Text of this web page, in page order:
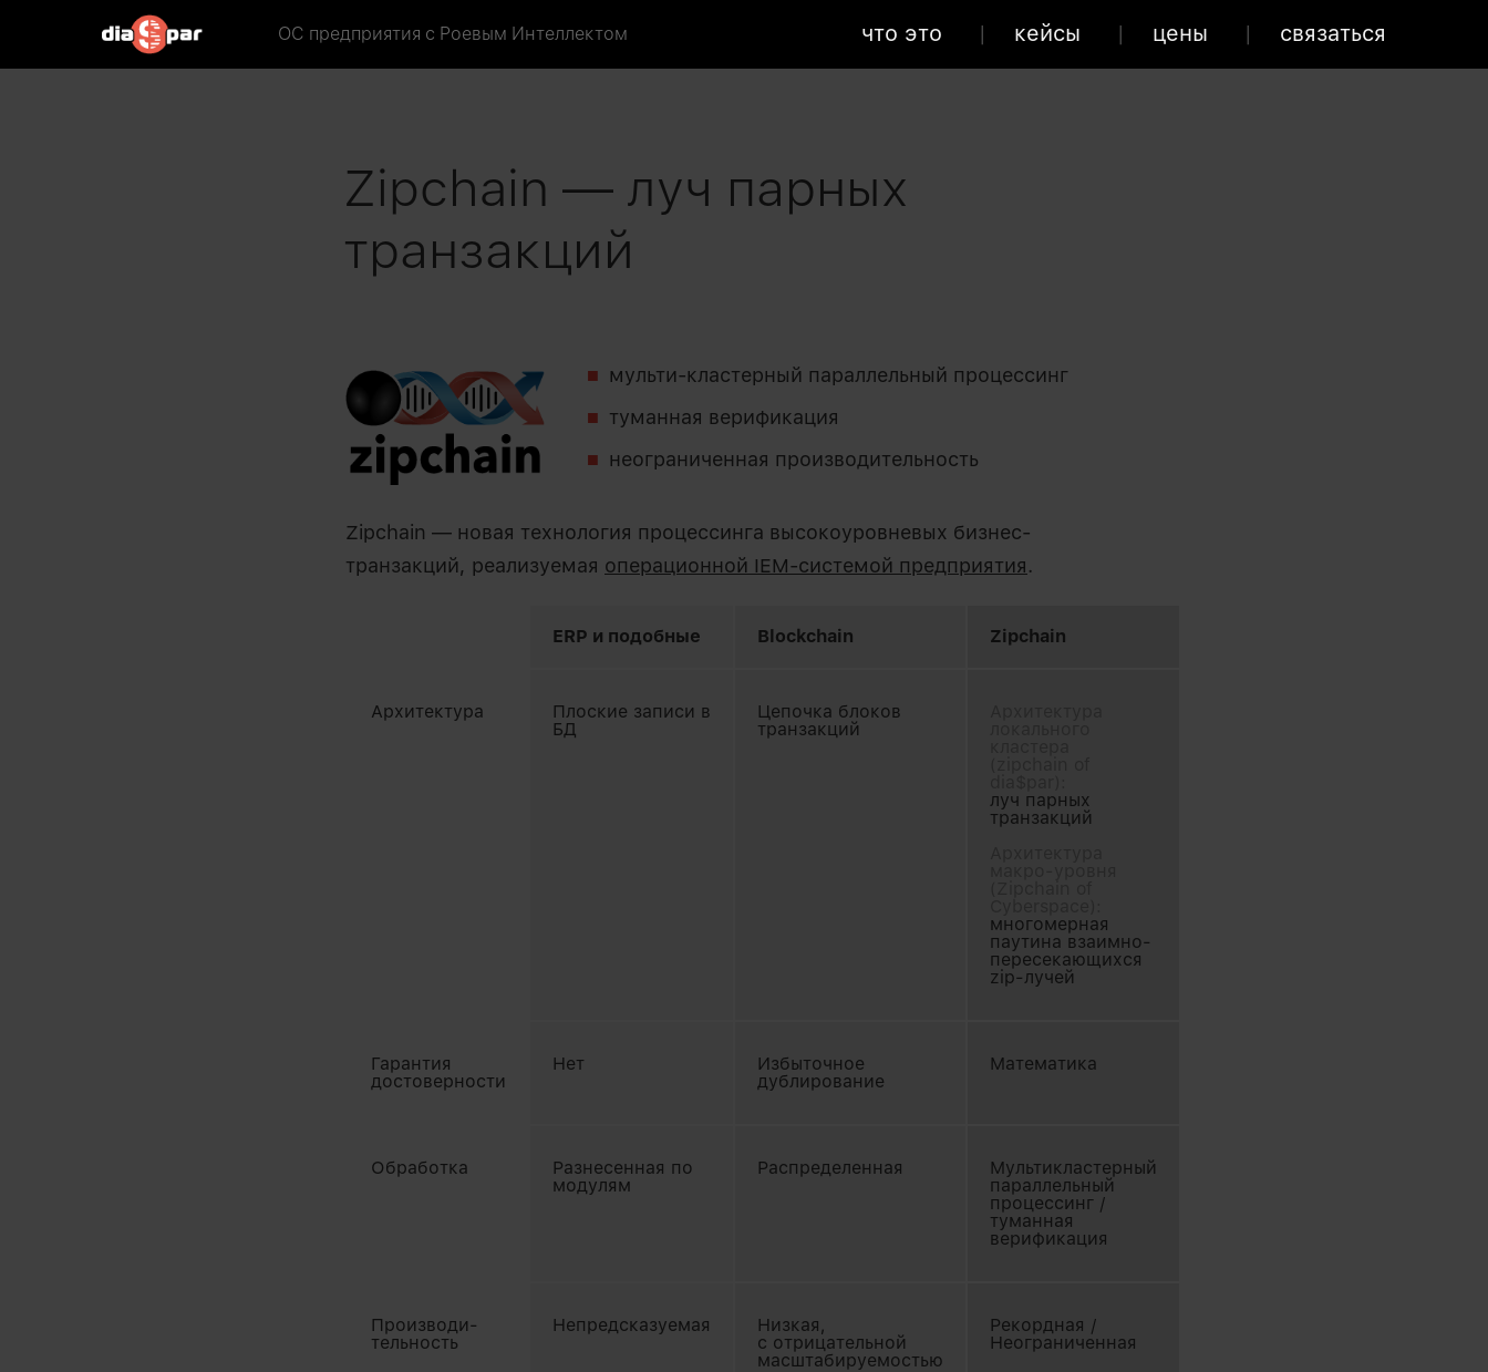
ОС предприятия с Роевым Интеллектом что это кейсы цены связаться
Zipchain — луч парных
транзакций
мульти-кластерный параллельный процессинг
туманная верификация
неограниченная производительность
Zipchain — новая технология процессинга высокоуровневых бизнес-
транзакций, реализуемая операционной IEM-системой предприятия.
ERP и подобные Blockchain Zipchain
Архитектура
Плоские записи в
БД
Цепочка блоков
транзакций
луч парных
транзакций
многомерная
паутина взаимно-
пересекающихся
zip-лучей
Гарантия
достоверности
Нет
Избыточное
дублирование
Математика
Обработка
Разнесенная по
модулям
Распределенная
Мультикластерный
параллельный
процессинг /
туманная
верификация
Производи-
тельность
Непредсказуемая
Низкая,
с отрицательной
масштабируемостью
Рекордная /
Неограниченная